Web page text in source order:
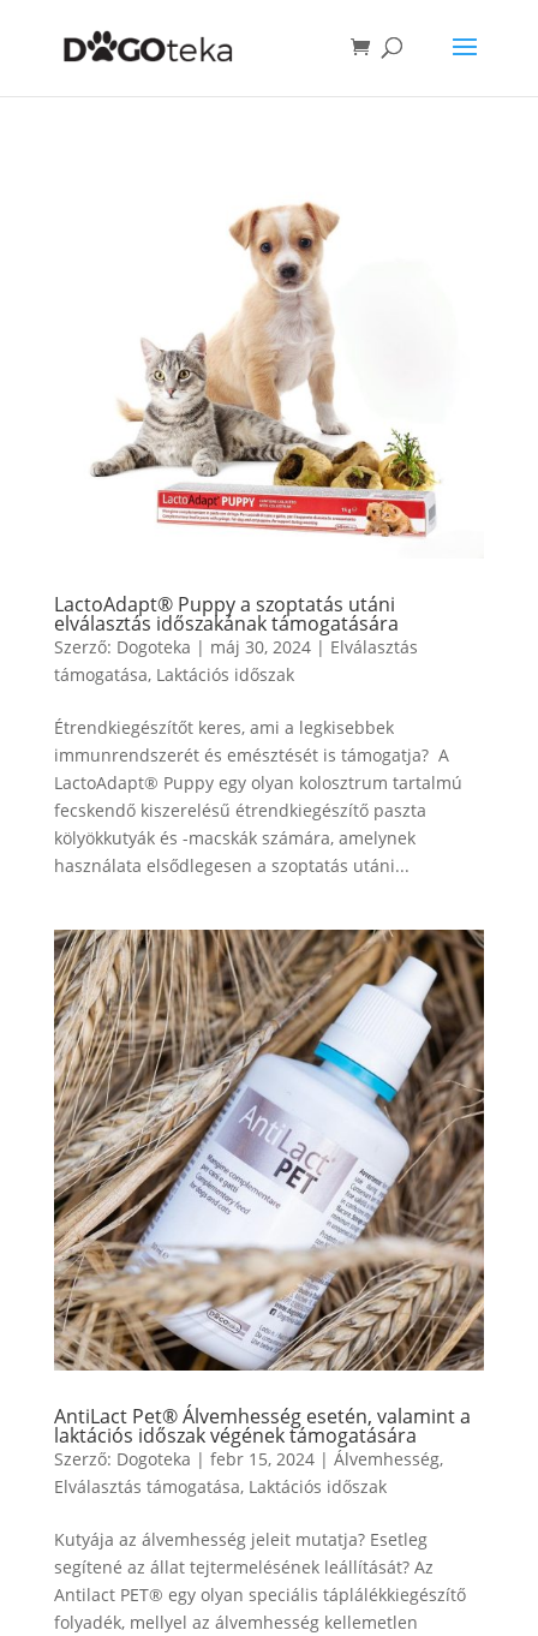
LactoAdapt® Puppy a szoptatás utáni
elválasztás időszakának támogatására
Szerző: Dogoteka | máj 30, 2024| Elválasztás
támogatása, Laktációs időszak
Étrendkiegészítőt keres, ami a legkisebbek
immunrendszerét és emésztését is támogatja? A
LactoAdapt® Puppy egy olyan kolosztrum tartalmú
fecskendő kiszerelésű étrendkiegészítő paszta
kölyökkutyák és -macskák számára, amelynek
használata elsődlegesen a szoptatás utáni...
AntiLact Pet® Álvemhesség esetén, valamint a
laktációs időszak végének támogatására
Szerző: Dogoteka | febr 15, 2024| Álvemhesség,
Elválasztás támogatása, Laktációs időszak
Kutyája az álvemhesség jeleit mutatja? Esetleg
segítené az állat tejtermelésének leállítását? Az
Antilact PET® egy olyan speciális táplálékkiegészítő
folyadék, mellyel az álvemhesség kellemetlen